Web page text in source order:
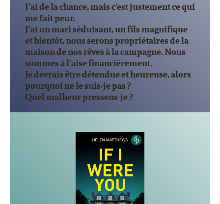
J'ai de la chance, mais c'est justement ce qui
me fait peur.
J'ai un mari séduisant, un fils magnifique
et bientôt, nous serons propriétaires de la
maison de nos rêves à la campagne. Nous
sommes à l'aise financièrement.
Je devrais être détendue et heureuse, alors
pourquoi ne le suis-je pas ?
Quel malheur pressens-je ?